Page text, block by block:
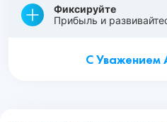
Фиксируйте
Прибыль и
С Уважением